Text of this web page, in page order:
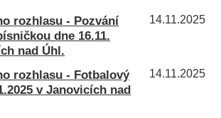
14.11.2025
rozhlasu - Pozvání
dne 16.11.
nad Úhl.
14.11.2025
rozhlasu - Fotbalový
v Janovicích nad